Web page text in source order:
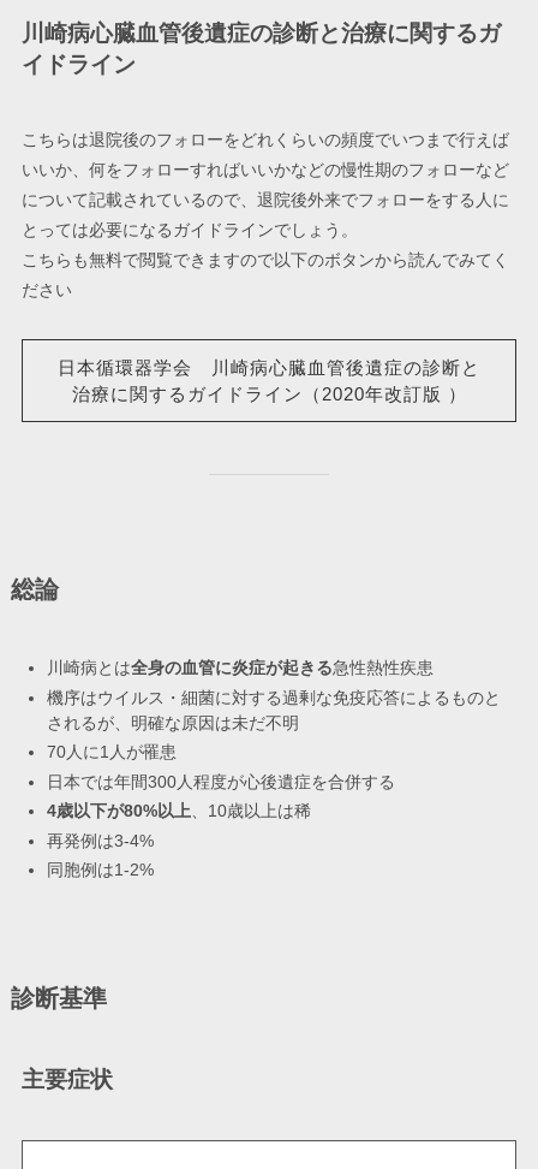
川崎病心臓血管後遺症の診断と治療に関するガ
イドライン
こちらは退院後のフォローをどれくらいの頻度でいつまで行えば
いいか、何をフォローすればいいかなどの慢性期のフォローなど
について記載されているので、退院後外来でフォローをする人に
とっては必要になるガイドラインでしょう。
こちらも無料で閲覧できますので以下のボタンから読んでみてく
ださい
日本循環器学会 川崎病心臓血管後遺症の診断と
治療に関するガイドライン（2020年改訂版 ）
総論
川崎病とは全身の血管に炎症が起きる急性熱性疾患
機序はウイルス・細菌に対する過剰な免疫応答によるものと
されるが、明確な原因は未だ不明
70人に1人が罹患
日本では年間300人程度が心後遺症を合併する
4歳以下が80%以上、10歳以上は稀
再発例は3-4%
同胞例は1-2%
診断基準
主要症状